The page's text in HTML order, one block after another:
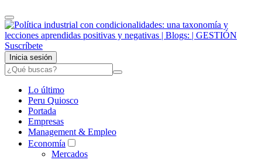
Suscríbete
Inicia sesión
Lo último
Peru Quiosco
Portada
Empresas
Management & Empleo
Economía
Mercados